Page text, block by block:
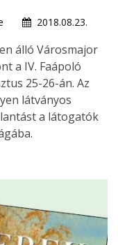
2018.08.23.
álló Városmajor
a IV. Faápoló
25-26-án. Az
látványos
a látogatók